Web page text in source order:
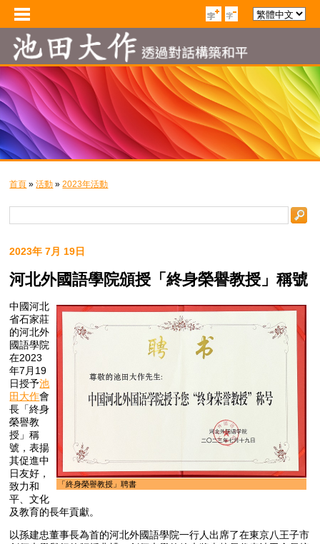
首頁 »活動 »2023年活動
2023年 7月 19日
河北外國語學院頒授「終身榮譽教授」稱號
「終身榮譽教授」聘書
中國河北
省石家莊
的河北外
國語學院
在2023
年7月19
日授予池
田大作會
長「終身
榮譽教
授」稱
號，表揚
其促進中
日友好，
致力和
平、文化
及教育的長年貢獻。
以孫建忠董事長為首的河北外國語學院一行人出席了在東京八王子市